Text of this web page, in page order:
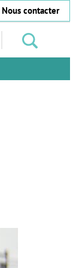
Nous contacter
jardins